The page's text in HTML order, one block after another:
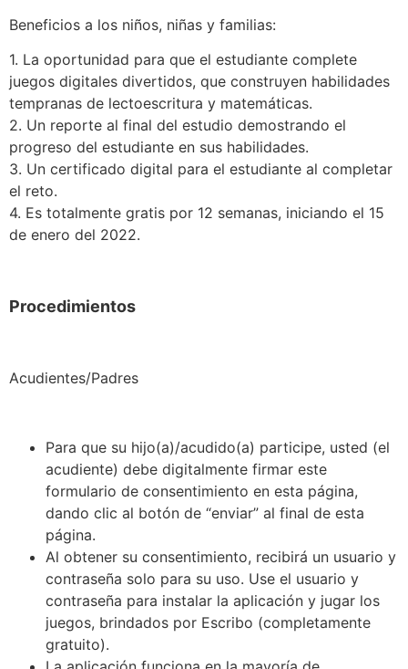
Beneficios a los niños, niñas y familias:
1. La oportunidad para que el estudiante complete
juegos digitales divertidos, que construyen habilidades
tempranas de lectoescritura y matemáticas.
2. Un reporte al final del estudio demostrando el
progreso del estudiante en sus habilidades.
3. Un certificado digital para el estudiante al completar
el reto.
4. Es totalmente gratis por 12 semanas, iniciando el 15
de enero del 2022.
Procedimientos
Acudientes/Padres
Para que su hijo(a)/acudido(a) participe, usted (el
acudiente) debe digitalmente firmar este
formulario de consentimiento en esta página,
dando clic al botón de “enviar” al final de esta
página.
Al obtener su consentimiento, recibirá un usuario y
contraseña solo para su uso. Use el usuario y
contraseña para instalar la aplicación y jugar los
juegos, brindados por Escribo (completamente
gratuito).